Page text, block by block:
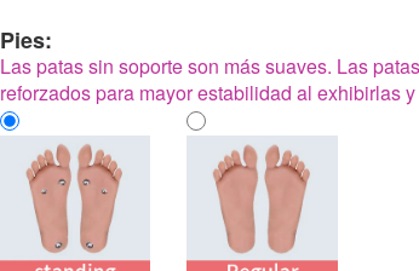
Pies:
Las patas sin soporte son más suaves. Las
reforzados para mayor estabilidad al exhibirlas